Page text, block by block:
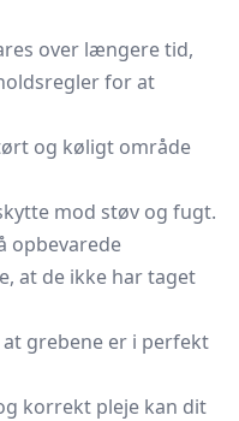
over længere tid,
for at
og køligt område
mod støv og fugt.
opbevarede
at de ikke har taget
grebene er i perfekt
korrekt pleje kan dit